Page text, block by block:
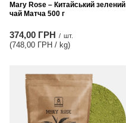
Mary Rose – Китайський зелений
чай Матча 500 г
374,00 ГРН / шт.
(748,00 ГРН / kg)